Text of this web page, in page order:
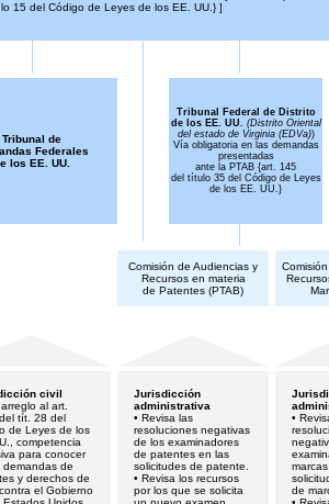
15 del Código de Leyes de los EE. UU.} ]
Tribunal de
Federales
los EE. UU.
Tribunal Federal de Distrito
de los EE. UU.
(Distrito Oriental
del estado de Virginia (EDVa))
Vía obligatoria en las demandas
presentadas
ante la PTAB {art. 145
del título 35 del Código de Leyes
de los EE. UU.}
Comisión de Audiencias y
Recursos en materia
de Patentes (PTAB)
civil
al art.
tít. 28 del
de Leyes de los
competencia
para conocer
demandas de
y derechos de
el Gobierno
Jurisdicción
administrativa
• Revisa las
resoluciones negativas
de los examinadores
de patentes en las
solicitudes de patente.
• Revisa los recursos
por los que se solicita
•
de